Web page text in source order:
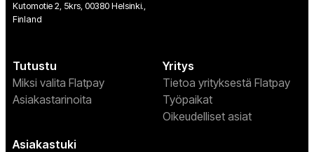
Kutomotie 2, 5krs, 00380 Helsinki.,
Finland
Tutustu
Miksi valita Flatpay
Asiakastarinoita
Yritys
Tietoa yrityksestä Flatpay
Työpaikat
Oikeudelliset asiat
Asiakastuki